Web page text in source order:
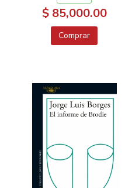
$ 85,000.00
Comprar